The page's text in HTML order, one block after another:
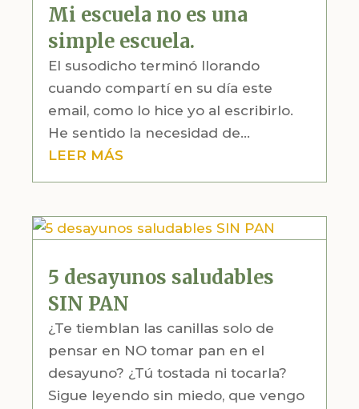
Mi escuela no es una
simple escuela.
El susodicho terminó llorando
cuando compartí en su día este
email, como lo hice yo al escribirlo.
He sentido la necesidad de...
LEER MÁS
5 desayunos saludables
SIN PAN
¿Te tiemblan las canillas solo de
pensar en NO tomar pan en el
desayuno? ¿Tú tostada ni tocarla?
Sigue leyendo sin miedo, que vengo